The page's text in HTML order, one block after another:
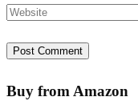
Buy from Amazon